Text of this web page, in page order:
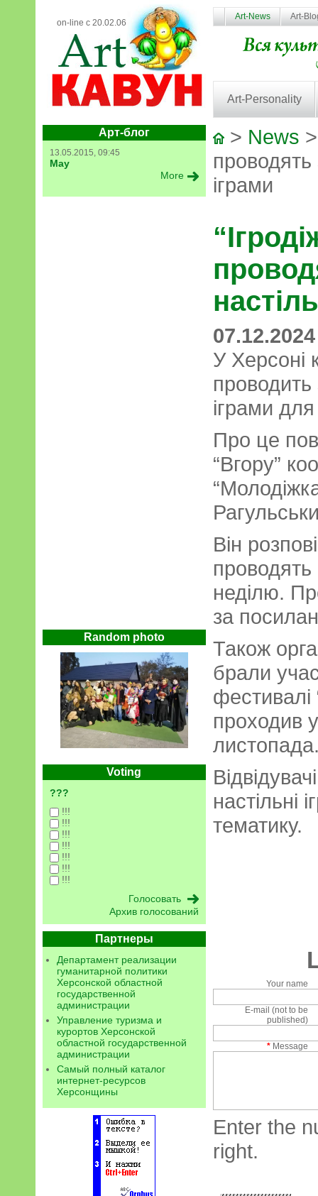
on-line с 20.02.06
Art-News Art-
Art-Personality
Арт-блог
13.05.2015, 09:45
May
More
Random photo
Voting
???
!!!
!!!
!!!
!!!
!!!
!!!
!!!
Архив голосований
Партнеры
Департамент реализации
гуманитарной политики
Херсонской областной
государственной
администрации
Управление туризма и
курортов Херсонской
областной государственной
администрации
Самый полный каталог
интернет-ресурсов
Херсонщины
> News
проводять
іграми
У Херсоні
проводить
іграми
Про це
“Вгору”
Він
неділю.
за
Також
брали
фестивалі
проходив
настільні
тематику.
Your name
E-mail (not to be
published)
* Message
Enter the
right.